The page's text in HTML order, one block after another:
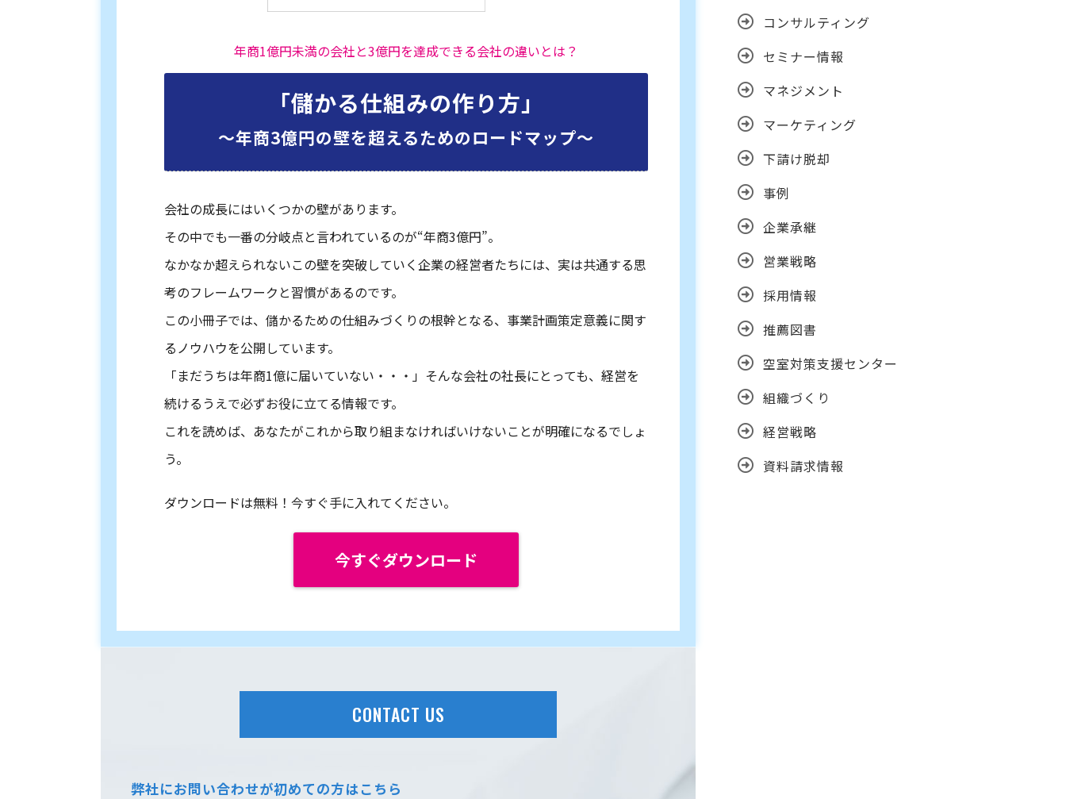
年商1億円未満の会社と3億円を達成できる会社の違いとは？
「儲かる仕組みの作り方」
〜年商3億円の壁を超えるためのロードマップ〜
会社の成長にはいくつかの壁があります。
その中でも一番の分岐点と言われているのが“年商3億円”。
なかなか超えられないこの壁を突破していく企業の経営者たちには、実は共通する思
考のフレームワークと習慣があるのです。
この小冊子では、儲かるための仕組みづくりの根幹となる、事業計画策定意義に関す
るノウハウを公開しています。
「まだうちは年商1億に届いていない・・・」そんな会社の社長にとっても、経営を
続けるうえで必ずお役に立てる情報です。
これを読めば、あなたがこれから取り組まなければいけないことが明確になるでしょ
う。
ダウンロードは無料！今すぐ手に入れてください。
今すぐダウンロード
CONTACT US
弊社にお問い合わせが初めての方はこちら
コンサルティング
セミナー情報
マネジメント
マーケティング
下請け脱却
事例
企業承継
営業戦略
採用情報
推薦図書
空室対策支援センター
組織づくり
経営戦略
資料請求情報